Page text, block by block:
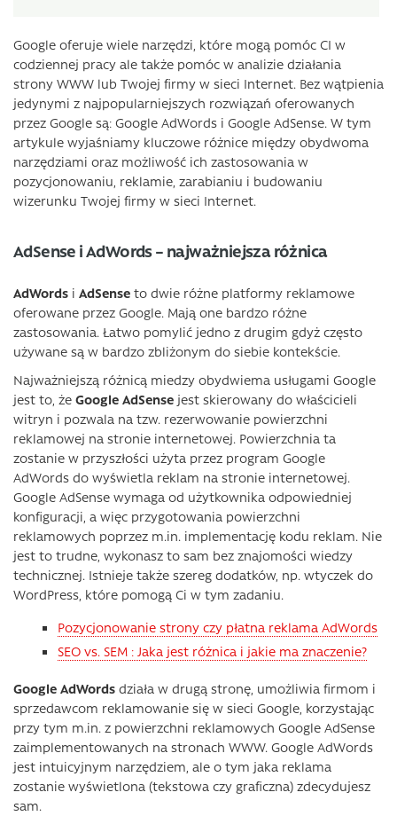
Google oferuje wiele narzędzi, które mogą pomóc CI w
codziennej pracy ale także pomóc w analizie działania
strony WWW lub Twojej firmy w sieci Internet. Bez wątpienia
jedynymi z najpopularniejszych rozwiązań oferowanych
przez Google są: Google AdWords i Google AdSense. W tym
artykule wyjaśniamy kluczowe różnice między obydwoma
narzędziami oraz możliwość ich zastosowania w
pozycjonowaniu, reklamie, zarabianiu i budowaniu
wizerunku Twojej firmy w sieci Internet.
AdSense i AdWords – najważniejsza różnica
AdWords i AdSense to dwie różne platformy reklamowe
oferowane przez Google. Mają one bardzo różne
zastosowania. Łatwo pomylić jedno z drugim gdyż często
używane są w bardzo zbliżonym do siebie kontekście.
Najważniejszą różnicą miedzy obydwiema usługami Google
jest to, że Google AdSense jest skierowany do właścicieli
witryn i pozwala na tzw. rezerwowanie powierzchni
reklamowej na stronie internetowej. Powierzchnia ta
zostanie w przyszłości użyta przez program Google
AdWords do wyświetla reklam na stronie internetowej.
Google AdSense wymaga od użytkownika odpowiedniej
konfiguracji, a więc przygotowania powierzchni
reklamowych poprzez m.in. implementację kodu reklam. Nie
jest to trudne, wykonasz to sam bez znajomości wiedzy
technicznej. Istnieje także szereg dodatków, np. wtyczek do
WordPress, które pomogą Ci w tym zadaniu.
Pozycjonowanie strony czy płatna reklama AdWords
SEO vs. SEM : Jaka jest różnica i jakie ma znaczenie?
Google AdWords działa w drugą stronę, umożliwia firmom i
sprzedawcom reklamowanie się w sieci Google, korzystając
przy tym m.in. z powierzchni reklamowych Google AdSense
zaimplementowanych na stronach WWW. Google AdWords
jest intuicyjnym narzędziem, ale o tym jaka reklama
zostanie wyświetlona (tekstowa czy graficzna) zdecydujesz
sam.